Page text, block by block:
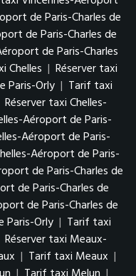
de Paris-Charles de
de Paris-Charles de
de Paris-Charles
Chelles | Réserver taxi
Paris-Orly | Tarif taxi
Réserver taxi Chelles-
Aéroport de Paris-
Aéroport de Paris-
Aéroport de Paris-
de Paris-Charles de
de Paris-Charles de
de Paris-Charles de
Paris-Orly | Tarif taxi
Réserver taxi Meaux-
| Tarif taxi Meaux |